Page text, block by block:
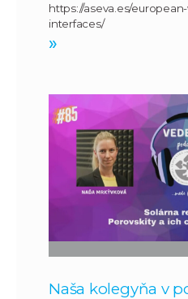
https://aseva.es/
interfaces/
»
Naša kolegyňa v